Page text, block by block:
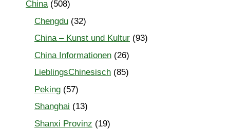
China(508)
Chengdu (32)
China – Kunst und Kultur (93)
China Informationen (26)
LieblingsChinesisch (85)
Peking (57)
Shanghai (13)
Shanxi Provinz (19)